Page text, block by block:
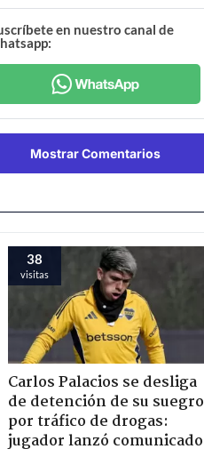
en nuestro canal de
Mostrar Comentarios
38
visitas
Carlos Palacios se desliga
de detención de su suegro
por tráfico de drogas:
jugador lanzó comunicado